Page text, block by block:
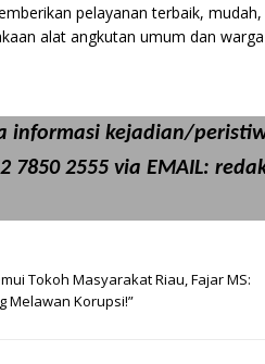
pelayanan terbaik,
alat angkutan umum dan
informasi kejadian/
7850 2555 via EMAIL:
Tokoh Masyarakat Riau, Fajar MS:
Melawan Korupsi!”